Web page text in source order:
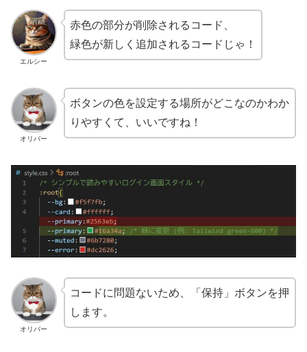
エルシー
赤色の部分が削除されるコード、
緑色が新しく追加されるコードじゃ！
オリバー
ボタンの色を設定する場所がどこなのかわか
りやすくて、いいですね！
オリバー
コードに問題ないため、「保持」ボタンを押
します。